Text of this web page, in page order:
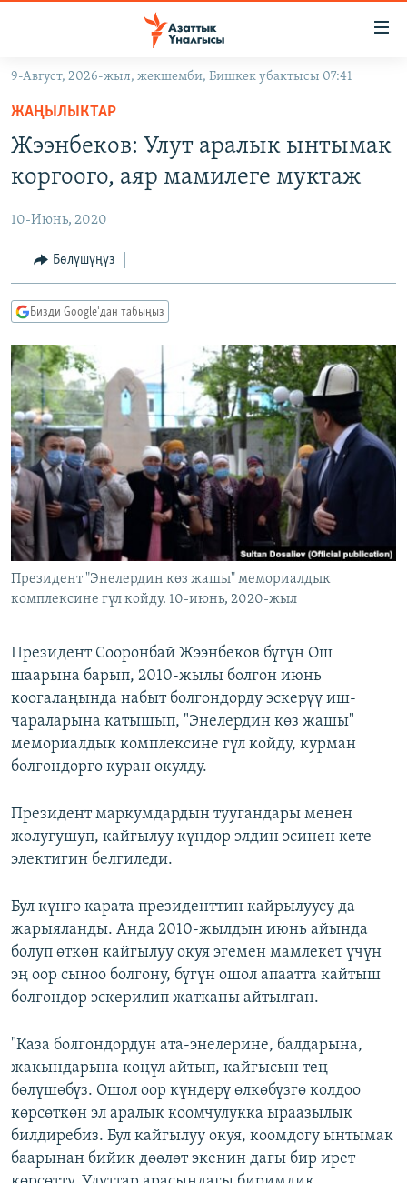
Навигацияга
өтүңүз
Издөөгө
салыңыз
КЫРГЫЗСТАН
ЭКОНОМИКА
МАДАНИЯТ
БОРБОР АЗИЯ
УКРАИНА
АТАЙЫН ИЛИКТӨӨ
ТВ ПРОГРАММАЛАР
ЭКСПЕРТТЕР ТАЛДАЙТ
БИЗ ЖАНА ДҮЙНӨ
ДАНИСТЕ
ЭЖЕ-СИҢДИЛЕР
АЗАТТЫК+
ЫҢГАЙСЫЗ СУРООЛОР
ӨЗГӨЧӨ ПИКИР
Русский
ОНЛАЙН ШЕРИНЕ
ЭЕ/АРнун бардык сайттары
9-Август, 2026-жыл, жекшемби, Бишкек убактысы 07:41
ЖАҢЫЛЫКТАР
Жээнбеков: Улут аралык ынтымак
коргоого, аяр мамилеге муктаж
10-Июнь, 2020
Бөлүшүңүз
Бизди Google'дан табыңыз
Президент "Энелердин көз жашы" мемориалдык
комплексине гүл койду. 10-июнь, 2020-жыл
Президент Сооронбай Жээнбеков бүгүн Ош
шаарына барып, 2010-жылы болгон июнь
коогалаңында набыт болгондорду эскерүү иш-
чараларына катышып, "Энелердин көз жашы"
мемориалдык комплексине гүл койду, курман
болгондорго куран окулду.
Президент маркумдардын туугандары менен
жолугушуп, кайгылуу күндөр элдин эсинен кете
электигин белгиледи.
Бул күнгө карата президенттин кайрылуусу да
жарыяланды. Анда 2010-жылдын июнь айында
болуп өткөн кайгылуу окуя эгемен мамлекет үчүн
эң оор сыноо болгону, бүгүн ошол апаатта кайтыш
болгондор эскерилип жатканы айтылган.
"Каза болгондордун ата-энелерине, балдарына,
жакындарына көңүл айтып, кайгысын тең
бөлүшөбүз. Ошол оор күндөрү өлкөбүзгө колдоо
көрсөткөн эл аралык коомчулукка ыраазылык
билдиребиз. Бул кайгылуу окуя, коомдогу ынтымак
баарынан бийик дөөлөт экенин дагы бир ирет